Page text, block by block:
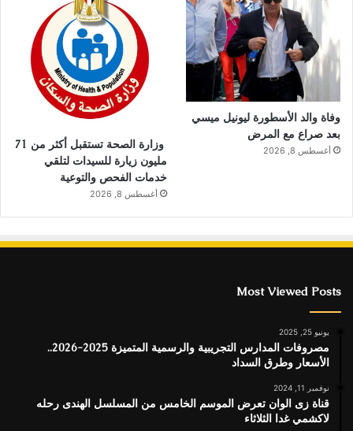
وفاة والد الأسطورة ليونيل ميسي
بعد صراع مع المرض
أغسطس 8, 2026
وزارة الصحة تستقبل أكثر من 71
مليون زيارة للسيدات لتلقي
خدمات الفحص والتوعية
أغسطس 8, 2026
Most Viewed Posts
يونيو 25, 2025
مصروفات المدارس التجريبية والرسمية المتميزة 2025-2026..
الأسعار وطرق السداد
نوفمبر 11, 2024
قناة زى الوان تعرض الموسم الخامس من المسلسل الهندى رحله
لاكشمي غدا الثلاثاء